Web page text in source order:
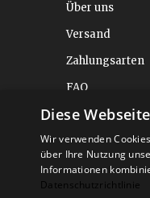
Über uns
Versand
Zahlungsarten
FAQ
BALTIC
Diese
Wir verwenden
über Ihre Nutzung
Informationen
Datenschutzrichtlinie